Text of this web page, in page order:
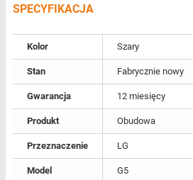
SPECYFIKACJA
Kolor Szary
Stan Fabrycznie nowy
Gwarancja 12 miesięcy
Produkt Obudowa
Przeznaczenie LG
Model G5